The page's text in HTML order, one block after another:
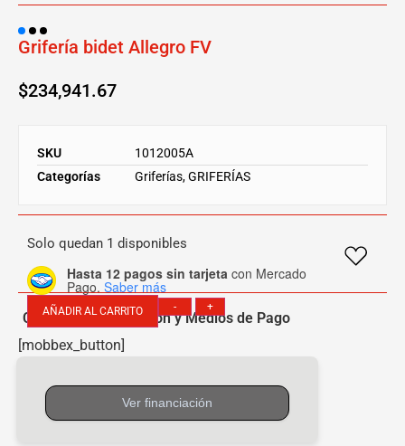
Grifería bidet Allegro FV
$234,941.67
SKU
1012005A
Categorías
Griferías,GRIFERÍAS
Solo quedan 1 disponibles
Hasta 12 pagos sin tarjeta con Mercado
Pago. Saber más
- +
AÑADIR AL CARRITO
Consultar Financiación y Medios de Pago
[mobbex_button]